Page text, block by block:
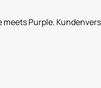
Purple.